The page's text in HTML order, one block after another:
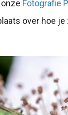
Fotografie
over hoe